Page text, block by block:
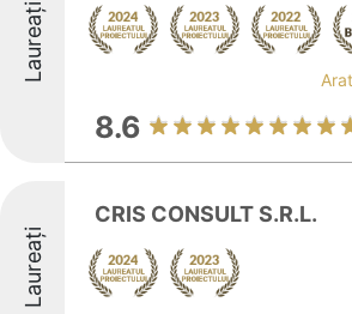
Laureați
8.6
Laureați
CRIS CONSULT S.R.L.